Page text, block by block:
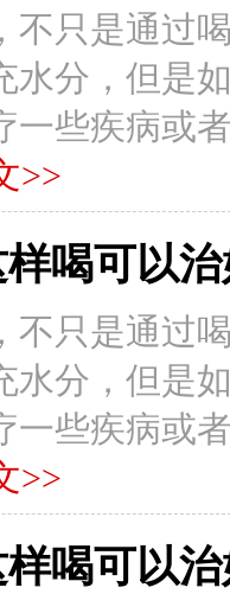
不只是通过
水分，但是
一些疾病或
>>
喝可以
不只是通过
水分，但是
一些疾病或
>>
喝可以